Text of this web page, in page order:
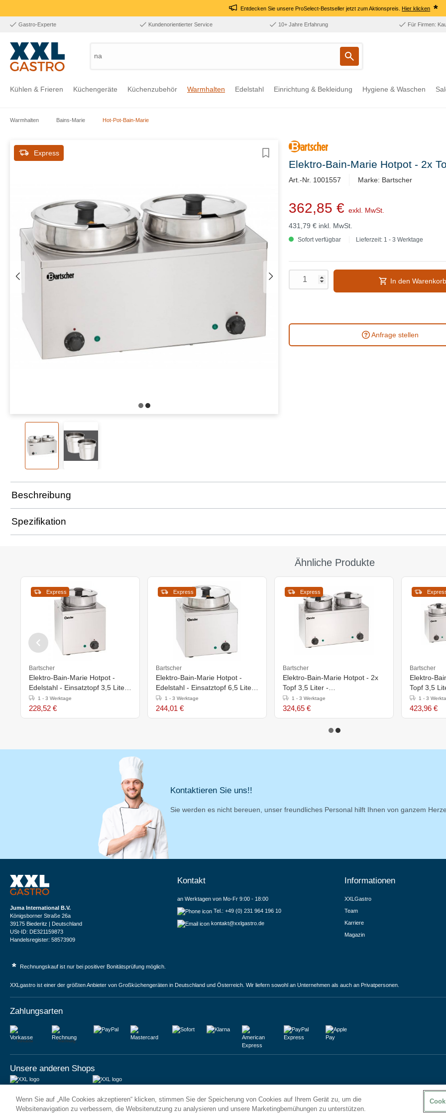
Entdecken Sie unsere ProSelect-Bestseller jetzt zum Aktionspreis.Hier klicken *
Gastro-Experte Kundenorientierter Service 10+ Jahre Erfahrung Für Firmen:
nach Pr
Kühlen & Frieren Küchengeräte Küchenzubehör Warmhalten Edelstahl Einrichtung & Bekleidung Hygiene & Waschen
Warmhalten Bains-Marie Hot-Pot-Bain-Marie
Express
Elektro-Bain-Marie Hotpot - 2x
Art.-Nr. 1001557 Marke: Bartscher
362,85 € exkl. MwSt.
431,79 € inkl. MwSt.
Sofort verfügbar Lieferzeit: 1 - 3 Werktage
In den Warenkorb
Anfrage stellen
Beschreibung
Spezifikation
Ähnliche Produkte
Express
Bartscher
Elektro-Bain-Marie Hotpot -
Edelstahl - Einsatztopf 3,5 Liter -
210x210x(h)320mm
1 - 3 Werktage
228,52 €
Express
Bartscher
Elektro-Bain-Marie Hotpot -
Edelstahl - Einsatztopf 6,5 Liter -
255x280x(h)320mm
1 - 3 Werktage
244,01 €
Express
Bartscher
Elektro-Bain-Marie Hotpot - 2x
Topf 3,5 Liter -
415x210x(h)320mm
1 - 3 Werktage
324,65 €
Bartscher
Elektro-
Topf 3,5
1 - 3
423,96 €
Kontaktieren Sie uns!!
Sie werden es nicht bereuen, unser freundliches Personal hilft Ihnen von ganzem
Juma International B.V.
Königsborner Straße 26a
39175 Biederitz | Deutschland
USt-ID: DE321159873
Handelsregister: 58573909
Kontakt
an Werktagen von Mo-Fr 9:00 - 18:00
Tel.: +49 (0) 231 964 196 10
kontakt@xxlgastro.de
Informationen
XXLGastro
Team
Karriere
Magazin
* Rechnungskauf ist nur bei positiver Bonitätsprüfung möglich.
XXLgastro ist einer der größten Anbieter von Großküchengeräten in Deutschland und Österreich. Wir liefern sowohl an Unternehmen als auch an Privatpersonen.
Zahlungsarten
Vorkasse Rechnung
Unsere anderen Shops
6 Rue des Bateliers
92110 Clichy | France
Vrijheidweg 34
1521RR Wormerveer | Nederland
Wenn Sie auf „Alle Cookies akzeptieren“ klicken, stimmen Sie der Speicherung von Cookies auf Ihrem Gerät zu, um die
Websitenavigation zu verbessern, die Websitenutzung zu analysieren und unsere Marketingbemühungen zu unterstützen.